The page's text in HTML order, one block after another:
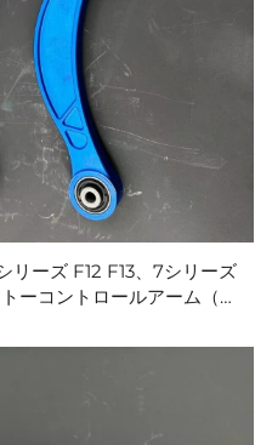
リーズ F12 F13、7シリーズ
ーコントロールアーム（調